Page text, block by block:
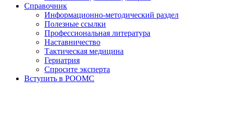
Справочник
Информационно-методический раздел
Полезные ссылки
Профессиональная литература
Наставничество
Тактическая медицина
Гериатрия
Спросите эксперта
Вступить в РООМС